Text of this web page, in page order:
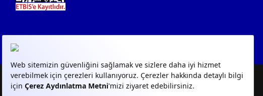
© 2023GPN- Tüm Hakları
KVKK AYDINLATMA
KVKK BAŞVURU